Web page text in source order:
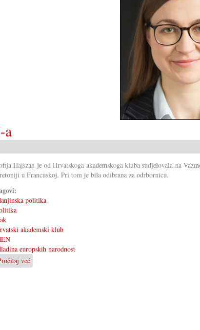
a
Hajszan je od Hrvatskoga akademskoga kluba sudjelovala na
u Francuskoj. Pri tom je bila odibrana za odrbornicu.
politika
akademski klub
europskih narodnost
već
Hajszan